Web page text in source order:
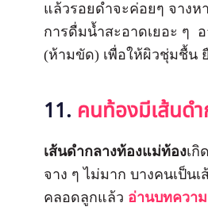
แล้วรอยดำจะค่อยๆ จางห
การดื่มน้ำสะอาดเยอะ ๆ
(ห้ามขัด) เพื่อให้ผิวชุ่มชื้น
11. คนท้องมีเส้นด
เส้นดำกลางท้องแม่ท้องเกิ
จาง ๆ ไม่มาก บางคนเป็น
คลอดลูกแล้ว อ่านบทควา